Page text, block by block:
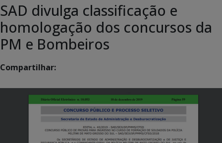
SAD divulga classificação e
homologação dos concursos da
PM e Bombeiros
Compartilhar: